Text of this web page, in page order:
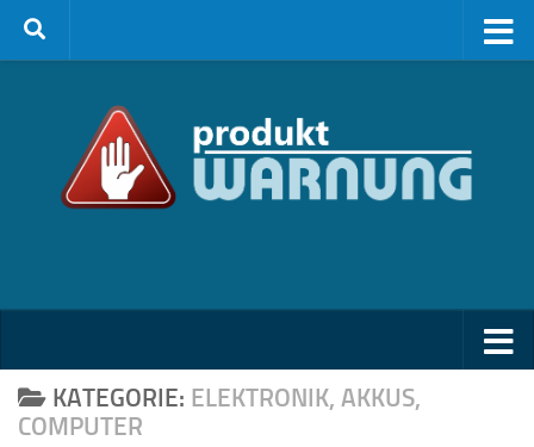
Zum Inhalt springen
KATEGORIE: ELEKTRONIK, AKKUS,
COMPUTER